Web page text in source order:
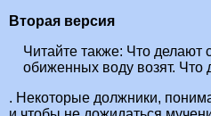
Вторая версия
Читайте также: Что делают
обиженных воду возят.
. Некоторые должники,